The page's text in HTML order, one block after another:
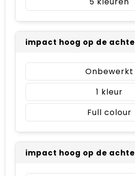
impact hoog op de
Onbewerkt
1
Full colour
impact hoog op de